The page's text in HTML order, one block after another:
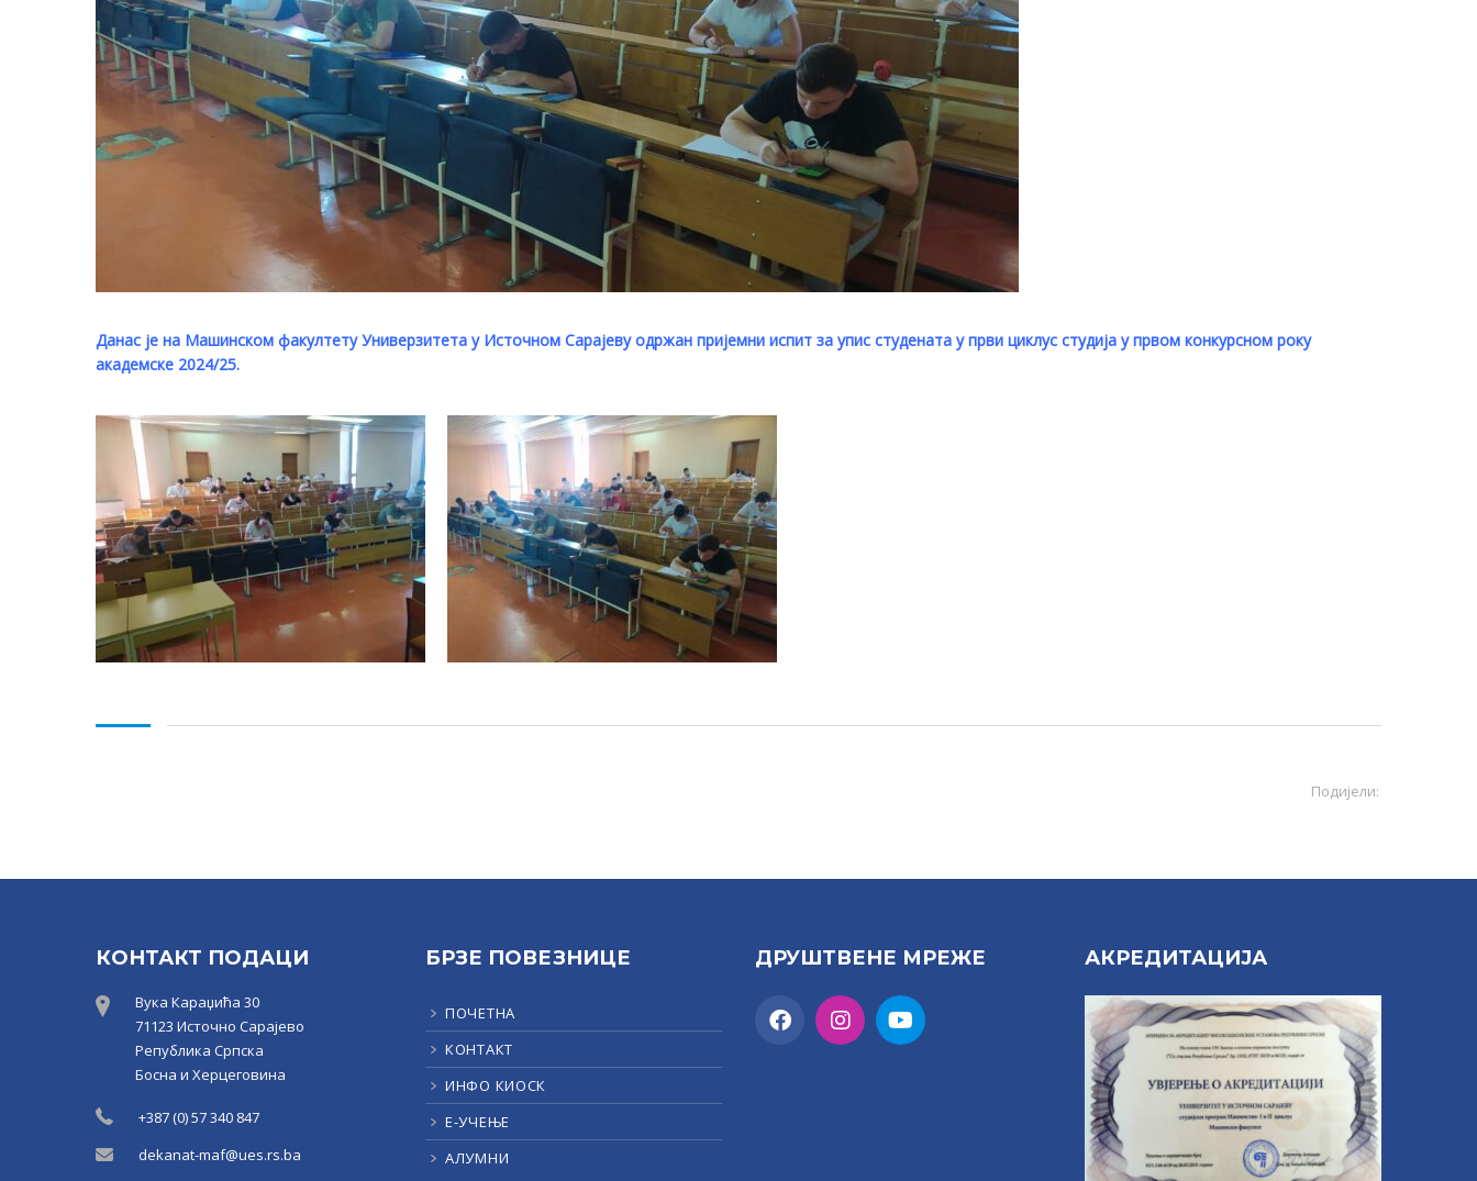
Данас је на Машинском факултету Универзитета у Источном Сарајеву одржан пријемни испит за упис студената у први циклус студија у првом конкурсном року
академске 2024/25.
Подијели:
КОНТАКТ ПОДАЦИ
Вука Караџића 30
71123 Источно Сарајево
Република Српска
Босна и Херцеговина
+387 (0) 57 340 847
dekanat-maf@ues.rs.ba
БРЗЕ ПОВЕЗНИЦЕ
ПОЧЕТНА
КОНТАКТ
ИНФО КИОСК
Е-УЧЕЊЕ
АЛУМНИ
ДРУШТВЕНЕ МРЕЖЕ АКРЕДИТАЦИЈА